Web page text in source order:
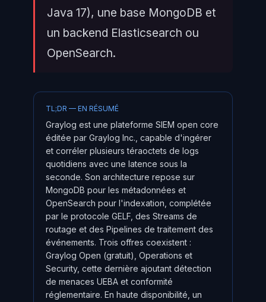
Java 17), une base MongoDB et
un backend Elasticsearch ou
OpenSearch.
TL;DR — EN RÉSUMÉ
Graylog est une plateforme SIEM open core
éditée par Graylog Inc., capable d'ingérer
et corréler plusieurs téraoctets de logs
quotidiens avec une latence sous la
seconde. Son architecture repose sur
MongoDB pour les métadonnées et
OpenSearch pour l'indexation, complétée
par le protocole GELF, des Streams de
routage et des Pipelines de traitement des
événements. Trois offres coexistent :
Graylog Open (gratuit), Operations et
Security, cette dernière ajoutant détection
de menaces UEBA et conformité
réglementaire. En haute disponibilité, un